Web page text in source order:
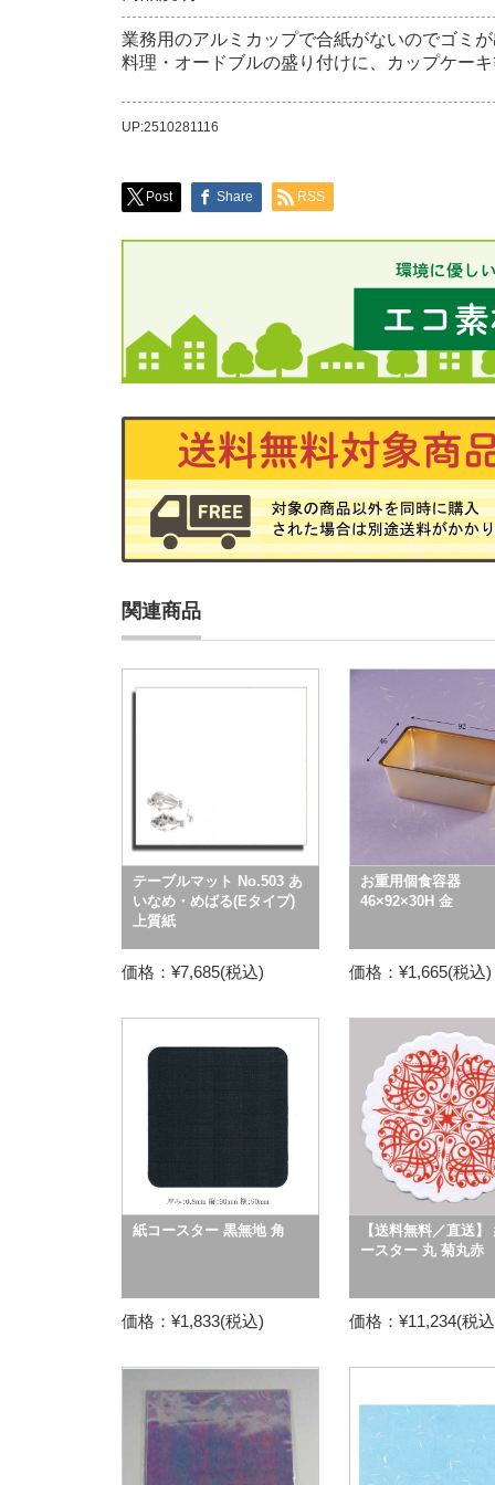
業務用のアルミカップで合紙がないのでゴミ
料理・オードブルの盛り付けに、カップケー
UP:2510281116
Post Share RSS
関連商品
テーブルマット No.503 あ
いなめ・めばる(Eタイプ)
上質紙
価格：¥7,685(税込)
お重用個食容器
46×92×30H 金
価格：¥1,665(税込)
紙コースター 黒無地 角
価格：¥1,833(税込)
【送料無料／直送】
ースター 丸 菊丸赤
価格：¥11,234(税